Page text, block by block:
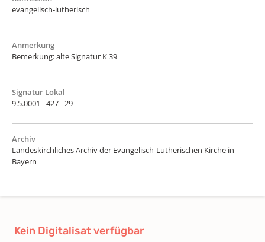
evangelisch-lutherisch
Anmerkung
Bemerkung: alte Signatur K 39
Signatur Lokal
9.5.0001 - 427 - 29
Archiv
Landeskirchliches Archiv der Evangelisch-Lutherischen Kirche in
Bayern
Kein Digitalisat verfügbar